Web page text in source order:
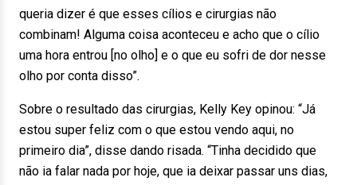
queria dizer é que esses cílios e cirurgias não
combinam! Alguma coisa aconteceu e acho que o cílio
uma hora entrou [no olho] e o que eu sofri de dor nesse
olho por conta disso”.
Sobre o resultado das cirurgias, Kelly Key opinou: “Já
estou super feliz com o que estou vendo aqui, no
primeiro dia”, disse dando risada. “Tinha decidido que
não ia falar nada por hoje, que ia deixar passar uns dias,